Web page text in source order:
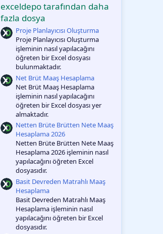
0
l
a
m
a
exceldepo tarafından daha
fazla dosya
Proje Planlayıcısı Oluşturma
Proje Planlayıcısı Oluşturma
işleminin nasıl yapılacağını
öğreten bir Excel dosyası
bulunmaktadır.
Net Brüt Maaş Hesaplama
Net Brüt Maaş Hesaplama
işleminin nasıl yapılacağını
öğreten bir Excel dosyası yer
almaktadır.
Netten Brüte Brütten Nete Maaş
Hesaplama 2026
Netten Brüte Brütten Nete Maaş
Hesaplama 2026 işleminin nasıl
yapılacağını öğreten Excel
dosyasıdır.
Basit Devreden Matrahlı Maaş
Hesaplama
Basit Devreden Matrahlı Maaş
Hesaplama işleminin nasıl
yapılacağını öğreten bir Excel
dosyasıdır.